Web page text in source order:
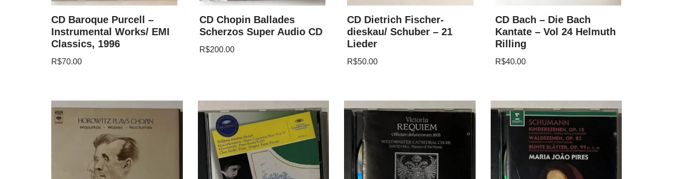
CD Baroque Purcell –
Instrumental Works/ EMI
Classics, 1996
R$70.00
CD Chopin Ballades
Scherzos Super Audio CD
R$200.00
CD Dietrich Fischer-
dieskau/ Schuber – 21
Lieder
R$50.00
CD Bach – Die Bach
Kantate – Vol 24 Helmuth
Rilling
R$40.00